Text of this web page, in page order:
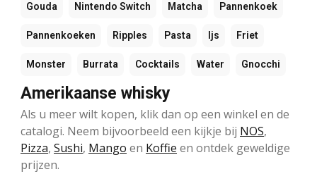
Gouda Nintendo Switch Matcha Pannenkoek
Pannenkoeken Ripples Pasta Ijs Friet
Monster Burrata Cocktails Water Gnocchi
Amerikaanse whisky
Als u meer wilt kopen, klik dan op een winkel en de
catalogi. Neem bijvoorbeeld een kijkje bij NOS,
Pizza, Sushi, Mango en Koffie en ontdek geweldige
prijzen.